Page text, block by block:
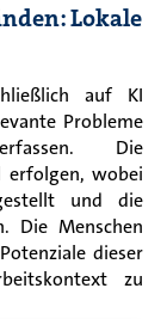
Lokale
auf KI
Probleme
Die
erfolgen, wobei
und die
Die Menschen
dieser
zu